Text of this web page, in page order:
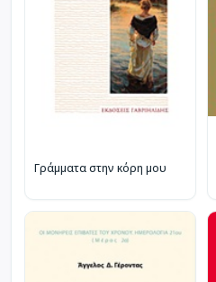
Γράμματα στην κόρη μου